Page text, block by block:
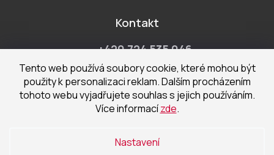
Tento web používá soubory cookie, které mohou být
použity k personalizaci reklam. Dalším procházením
tohoto webu vyjadřujete souhlas s jejich používáním.
Více informacízde.
Nastavení
Kontakt
+420 724 535 046
Po-Pá 9:00 - 18:00 hod
obchod@cecetka.cz
370 01 České Budějovice